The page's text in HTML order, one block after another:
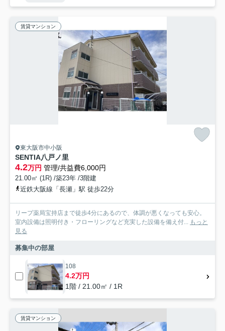
賃貸マンション
東大阪市中小阪
SENTIA八戸ノ里
4.2万円 管理/共益費6,000円
21.00㎡ (1R) /築23年 /3階建
近鉄大阪線「長瀬」駅 徒歩22分
リープ薬局宝持店まで徒歩4分にあるので、体調が悪くなっても安心。
室内設備は照明付き・フローリングなど充実した設備を備え付...
もっと
見る
募集中の部屋
108
4.2万円
1階 / 21.00㎡ / 1R
賃貸マンション